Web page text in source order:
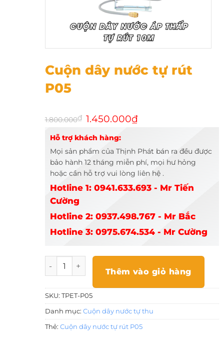
Cuộn dây nước tự rút
P05
1.800.000₫ Giá
gốc
1.800.000₫.
1.450.000₫Giá
Hỗ trợ khách hàng:
Mọi sản phẩm của Thịnh Phát bán ra đều được
bảo hành 12 tháng miễn phí, mọi hư hỏng
hoặc cần hỗ trợ vui lòng liên hệ .
Hotline 1: 0941.633.693 - Mr Tiến
Cường
Hotline 2: 0937.498.767 - Mr Bắc
Hotline 3: 0975.674.534 - Mr Cường
Cuộn dây nước tự rút P05 số lượng
Thêm vào giỏ hàng
SKU: TPET-P05
Danh mục: Cuộn dây nước tự thu
Thẻ: Cuộn dây nước tự rút P05